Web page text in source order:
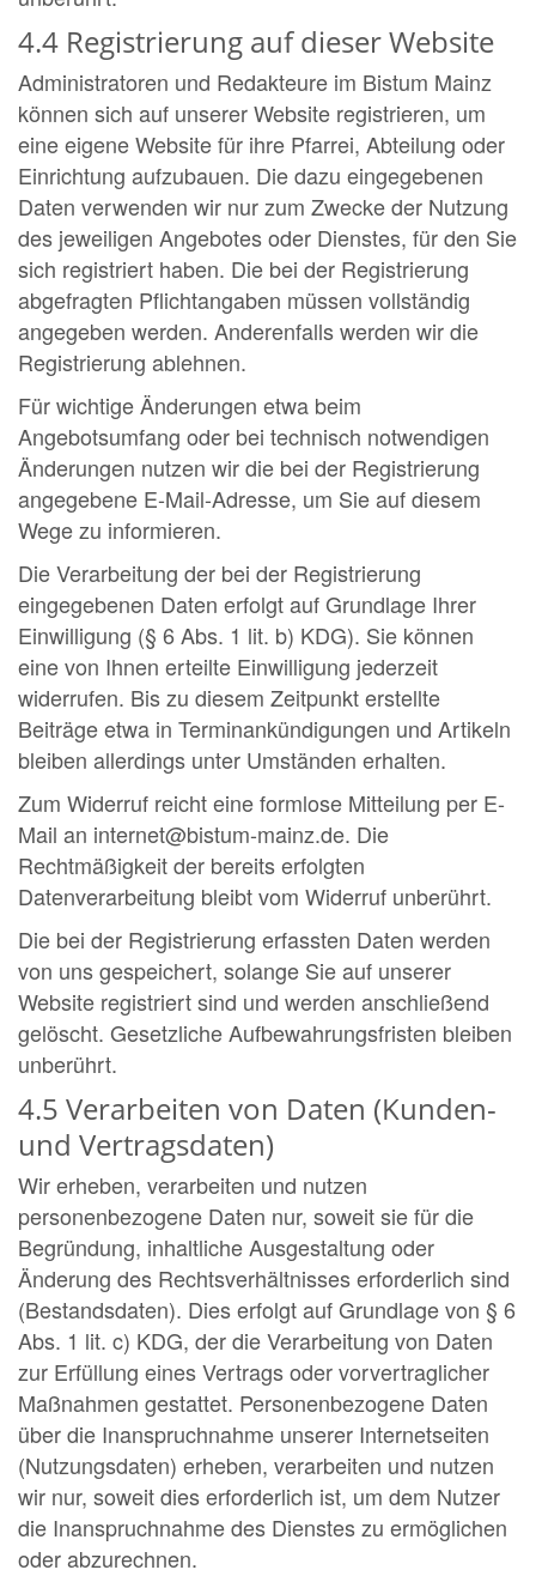
4.4 Registrierung auf dieser Website
Administratoren und Redakteure im Bistum Mainz
können sich auf unserer Website registrieren, um
eine eigene Website für ihre Pfarrei, Abteilung oder
Einrichtung aufzubauen. Die dazu eingegebenen
Daten verwenden wir nur zum Zwecke der Nutzung
des jeweiligen Angebotes oder Dienstes, für den Sie
sich registriert haben. Die bei der Registrierung
abgefragten Pflichtangaben müssen vollständig
angegeben werden. Anderenfalls werden wir die
Registrierung ablehnen.
Für wichtige Änderungen etwa beim
Angebotsumfang oder bei technisch notwendigen
Änderungen nutzen wir die bei der Registrierung
angegebene E-Mail-Adresse, um Sie auf diesem
Wege zu informieren.
Die Verarbeitung der bei der Registrierung
eingegebenen Daten erfolgt auf Grundlage Ihrer
Einwilligung (§ 6 Abs. 1 lit. b) KDG). Sie können
eine von Ihnen erteilte Einwilligung jederzeit
widerrufen. Bis zu diesem Zeitpunkt erstellte
Beiträge etwa in Terminankündigungen und Artikeln
bleiben allerdings unter Umständen erhalten.
Zum Widerruf reicht eine formlose Mitteilung per E-
Mail an internet@bistum-mainz.de. Die
Rechtmäßigkeit der bereits erfolgten
Datenverarbeitung bleibt vom Widerruf unberührt.
Die bei der Registrierung erfassten Daten werden
von uns gespeichert, solange Sie auf unserer
Website registriert sind und werden anschließend
gelöscht. Gesetzliche Aufbewahrungsfristen bleiben
unberührt.
4.5 Verarbeiten von Daten (Kunden-
und Vertragsdaten)
Wir erheben, verarbeiten und nutzen
personenbezogene Daten nur, soweit sie für die
Begründung, inhaltliche Ausgestaltung oder
Änderung des Rechtsverhältnisses erforderlich sind
(Bestandsdaten). Dies erfolgt auf Grundlage von § 6
Abs. 1 lit. c) KDG, der die Verarbeitung von Daten
zur Erfüllung eines Vertrags oder vorvertraglicher
Maßnahmen gestattet. Personenbezogene Daten
über die Inanspruchnahme unserer Internetseiten
(Nutzungsdaten) erheben, verarbeiten und nutzen
wir nur, soweit dies erforderlich ist, um dem Nutzer
die Inanspruchnahme des Dienstes zu ermöglichen
oder abzurechnen.